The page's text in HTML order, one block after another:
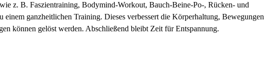
z. B. Faszientraining, Bodymind-Workout, Bauch-Beine-Po-, Rücken- und
einem ganzheitlichen Training. Dieses verbessert die Körperhaltung, Bewegungen
können gelöst werden. Abschließend bleibt Zeit für Entspannung.